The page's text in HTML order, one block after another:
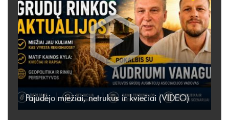
Pajudėjo miežiai, netrukus ir kviečiai (VIDEO)